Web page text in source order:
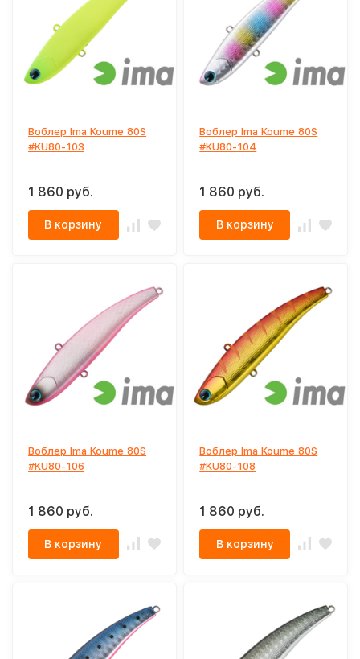
Воблер Ima Koume 80S
#KU80-103
1 860 руб.
В корзину
Воблер Ima Koume 80S
#KU80-104
1 860 руб.
В корзину
Воблер Ima Koume 80S
#KU80-106
1 860 руб.
В корзину
Воблер Ima Koume 80S
#KU80-108
1 860 руб.
В корзину